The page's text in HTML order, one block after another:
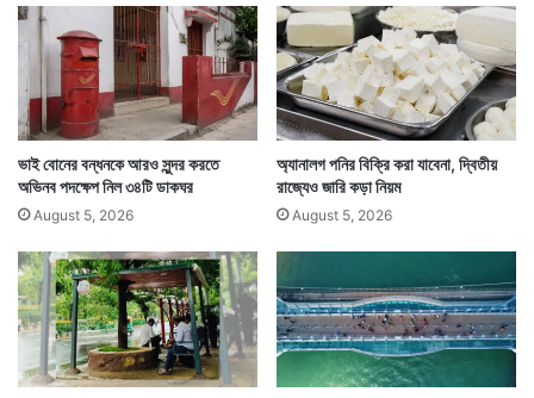
ইতিমধ্যে এনডিআরএফ উদ্ধারকাজ শুরু করেছে। তবে ক্ষয়ক্ষতির
পরিমাণ যে কতটা তা এখনও পরিস্কার নয়। এটাও পরিস্কার নয় যে
কতজন ভেসে গিয়েছেন বা কতজন ধ্বংসস্তূপের তলায় হারিয়ে
গেছেন। — সংবাদ সংস্থার সাহায্য নিয়ে লেখা
নি
রি
জা
র্ভ
ব্যা
ভাই বোনের বন্ধনকে আরও সুন্দর করতে
অভিনব পদক্ষেপ নিল ৩৪টি ডাকঘর
August 5, 2026
অ্যানালগ পনির বিক্রি করা যাবেনা, দ্বিতীয়
রাজ্যেও জারি কড়া নিয়ম
August 5, 2026